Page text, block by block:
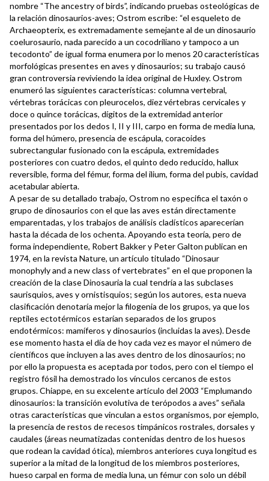
nombre “The ancestry of birds”, indicando pruebas osteológicas de
la relación dinosaurios-aves; Ostrom escribe: “el esqueleto de
Archaeopterix, es extremadamente semejante al de un dinosaurio
coelurosaurio, nada parecido a un cocodriliano y tampoco a un
tecodonto” de igual forma enumera por lo menos 20 características
morfológicas presentes en aves y dinosaurios; su trabajo causó
gran controversia reviviendo la idea original de Huxley. Ostrom
enumeró las siguientes características: columna vertebral,
vértebras torácicas con pleurocelos, diez vértebras cervicales y
doce o quince torácicas, dígitos de la extremidad anterior
presentados por los dedos I, II y III, carpo en forma de media luna,
forma del húmero, presencia de escápula, coracoides
subrectangular fusionado con la escápula, extremidades
posteriores con cuatro dedos, el quinto dedo reducido, hallux
reversible, forma del fémur, forma del ilium, forma del pubis, cavidad
acetabular abierta.
A pesar de su detallado trabajo, Ostrom no especifica el taxón o
grupo de dinosaurios con el que las aves están directamente
emparentadas, y los trabajos de análisis cladísticos aparecerían
hasta la década de los ochenta. Apoyando esta teoría, pero de
forma independiente, Robert Bakker y Peter Galton publican en
1974, en la revista Nature, un artículo titulado “Dinosaur
monophyly and a new class of vertebrates” en el que proponen la
creación de la clase Dinosauria la cual tendría a las subclases
saurisquios, aves y ornistisquios; según los autores, esta nueva
clasificación denotaría mejor la filogenia de los grupos, ya que los
reptiles ectotérmicos estarían separados de los grupos
endotérmicos: mamíferos y dinosaurios (incluidas la aves). Desde
ese momento hasta el día de hoy cada vez es mayor el número de
científicos que incluyen a las aves dentro de los dinosaurios; no
por ello la propuesta es aceptada por todos, pero con el tiempo el
registro fósil ha demostrado los vínculos cercanos de estos
grupos. Chiappe, en su excelente artículo del 2003 “Emplumando
dinosaurios: la transición evolutiva de terópodos a aves” señala
otras características que vinculan a estos organismos, por ejemplo,
la presencia de restos de recesos timpánicos rostrales, dorsales y
caudales (áreas neumatizadas contenidas dentro de los huesos
que rodean la cavidad ótica), miembros anteriores cuya longitud es
superior a la mitad de la longitud de los miembros posteriores,
hueso carpal en forma de media luna, un fémur con solo un débil